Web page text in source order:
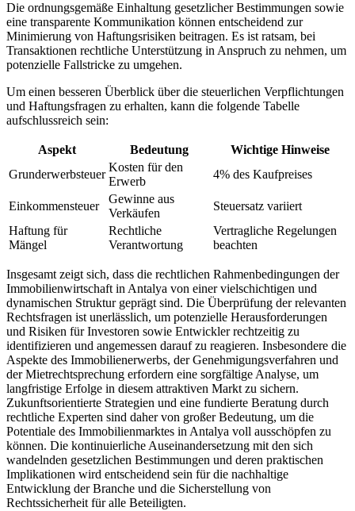
Die ⁤ordnungsgemäße Einhaltung ⁣gesetzlicher Bestimmungen sowie
eine transparente Kommunikation ‌können entscheidend zur
Minimierung von Haftungsrisiken ⁢beitragen. Es ist⁣ ratsam, bei
Transaktionen ⁤rechtliche Unterstützung in Anspruch zu‍ nehmen, um
potenzielle ‍Fallstricke zu ⁤umgehen.
Um einen besseren Überblick über⁤ die steuerlichen Verpflichtungen
‌und Haftungsfragen zu erhalten, kann die⁢ folgende Tabelle
aufschlussreich sein:
Aspekt Bedeutung
Wichtige Hinweise
Grunderwerbsteuer
Kosten für den
Erwerb
4% des Kaufpreises
Einkommensteuer
Gewinne aus
Verkäufen
Steuersatz variiert
Haftung für
Mängel
Rechtliche
Verantwortung
Vertragliche Regelungen
beachten
Insgesamt zeigt sich, dass⁢ die rechtlichen Rahmenbedingungen der‌
Immobilienwirtschaft⁢ in Antalya von einer vielschichtigen‍ und
dynamischen Struktur geprägt sind. Die Überprüfung der relevanten
Rechtsfragen ist unerlässlich, um potenzielle Herausforderungen
und Risiken für Investoren sowie ​Entwickler rechtzeitig zu
identifizieren und angemessen darauf zu reagieren. Insbesondere⁤ die
Aspekte des Immobilienerwerbs, der Genehmigungsverfahren und
der Mietrechtsprechung erfordern eine sorgfältige Analyse, um
⁢langfristige Erfolge in ⁤diesem attraktiven Markt zu sichern.
Zukunftsorientierte Strategien und​ eine fundierte Beratung durch
rechtliche ⁤Experten sind daher von großer Bedeutung, um die
Potentiale des Immobilienmarktes in⁢ Antalya voll ausschöpfen⁤ zu
können.⁢ Die kontinuierliche Auseinandersetzung mit den sich
wandelnden gesetzlichen Bestimmungen und deren praktischen
Implikationen wird entscheidend sein für die nachhaltige
Entwicklung der Branche und die Sicherstellung von
Rechtssicherheit ⁣für alle Beteiligten.